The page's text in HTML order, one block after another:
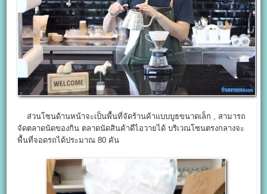
ส่วนโซนด้านหน้าจะเป็นพื้นที่จัดร้านค้าแบบบูธขนาดเล็ก , สามารถ
จัดตลาดนัดของกิน ตลาดนัดสินค้าดีไอวายได้ บริเวณโซนตรงกลางจะ
พื้นที่จอดรถได้ประมาณ 80 คัน